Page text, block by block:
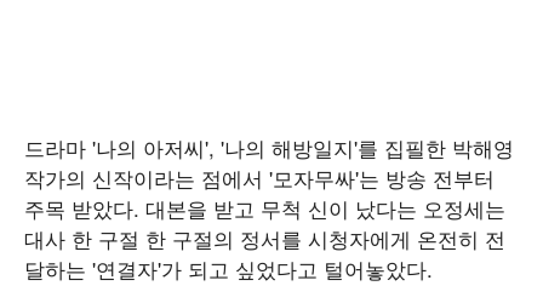
드라마 '나의 아저씨', '나의 해방일지'를 집필한 박해영
작가의 신작이라는 점에서 '모자무싸'는 방송 전부터
주목 받았다. 대본을 받고 무척 신이 났다는 오정세는
대사 한 구절 한 구절의 정서를 시청자에게 온전히 전
달하는 '연결자'가 되고 싶었다고 털어놓았다.